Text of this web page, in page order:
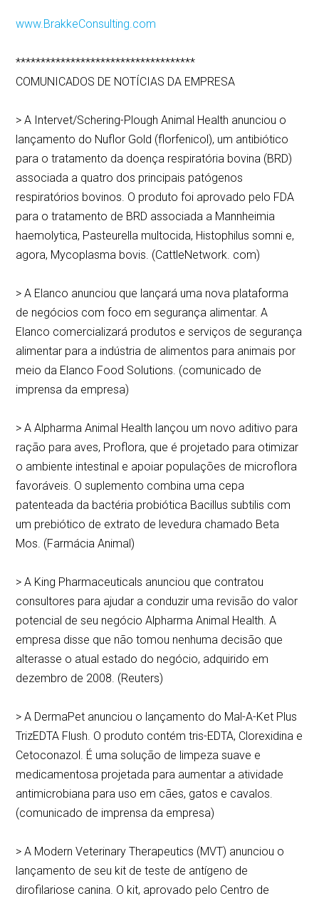
www.BrakkeConsulting.com
************************************
COMUNICADOS DE NOTÍCIAS DA EMPRESA
> A Intervet/Schering-Plough Animal Health anunciou o
lançamento do Nuflor Gold (florfenicol), um antibiótico
para o tratamento da doença respiratória bovina (BRD)
associada a quatro dos principais patógenos
respiratórios bovinos. O produto foi aprovado pelo FDA
para o tratamento de BRD associada a Mannheimia
haemolytica, Pasteurella multocida, Histophilus somni e,
agora, Mycoplasma bovis. (CattleNetwork. com)
> A Elanco anunciou que lançará uma nova plataforma
de negócios com foco em segurança alimentar. A
Elanco comercializará produtos e serviços de segurança
alimentar para a indústria de alimentos para animais por
meio da Elanco Food Solutions. (comunicado de
imprensa da empresa)
> A Alpharma Animal Health lançou um novo aditivo para
ração para aves, Proflora, que é projetado para otimizar
o ambiente intestinal e apoiar populações de microflora
favoráveis. O suplemento combina uma cepa
patenteada da bactéria probiótica Bacillus subtilis com
um prebiótico de extrato de levedura chamado Beta
Mos. (Farmácia Animal)
> A King Pharmaceuticals anunciou que contratou
consultores para ajudar a conduzir uma revisão do valor
potencial de seu negócio Alpharma Animal Health. A
empresa disse que não tomou nenhuma decisão que
alterasse o atual estado do negócio, adquirido em
dezembro de 2008. (Reuters)
> A DermaPet anunciou o lançamento do Mal-A-Ket Plus
TrizEDTA Flush. O produto contém tris-EDTA, Clorexidina e
Cetoconazol. É uma solução de limpeza suave e
medicamentosa projetada para aumentar a atividade
antimicrobiana para uso em cães, gatos e cavalos.
(comunicado de imprensa da empresa)
> A Modern Veterinary Therapeutics (MVT) anunciou o
lançamento de seu kit de teste de antígeno de
dirofilariose canina. O kit, aprovado pelo Centro de